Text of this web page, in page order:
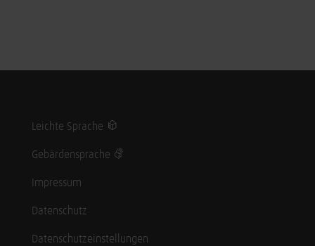
Leichte Sprache
Gebärdensprache
Impressum
Datenschutz
Datenschutzeinstellungen